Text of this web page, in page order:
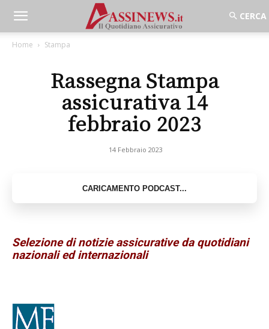
Home Stampa
Rassegna Stampa
assicurativa 14
febbraio 2023
14 Febbraio 2023
Selezione di notizie assicurative da quotidiani
nazionali ed internazionali